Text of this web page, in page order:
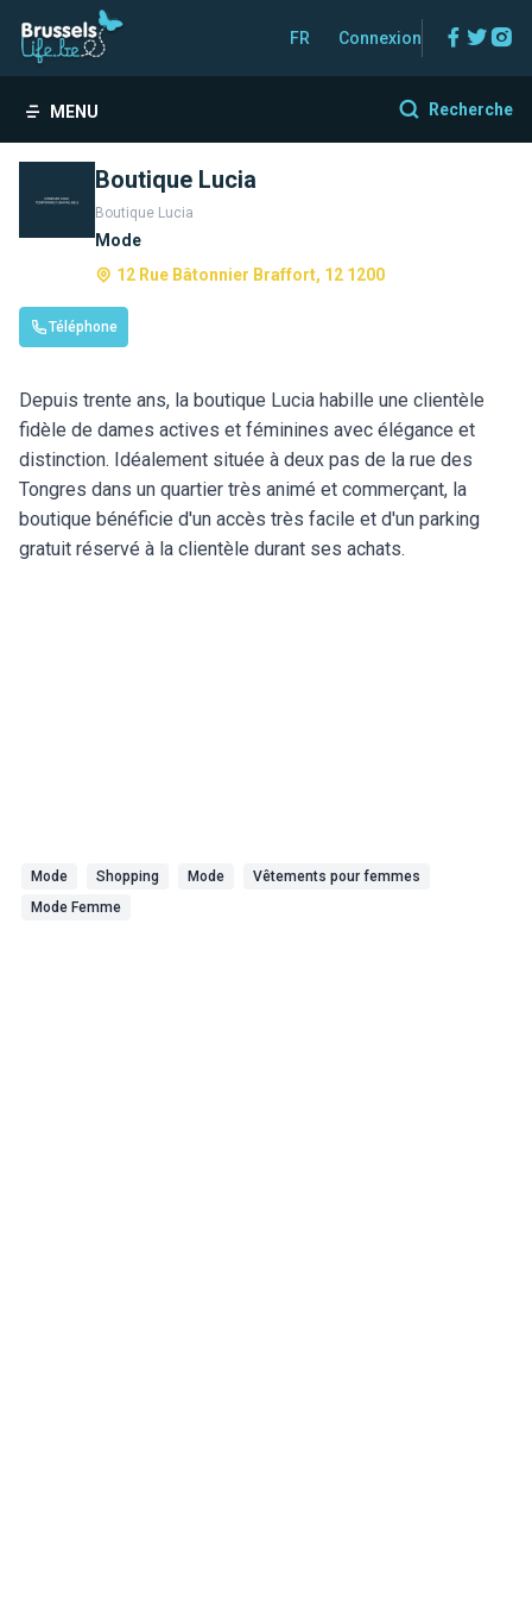
FR Connexion
MENU Recherche
Boutique Lucia
Boutique Lucia
Mode
12 Rue Bâtonnier Braffort, 12 1200
Téléphone
Depuis trente ans, la boutique Lucia habille une clientèle
fidèle de dames actives et féminines avec élégance et
distinction. Idéalement située à deux pas de la rue des
Tongres dans un quartier très animé et commerçant, la
boutique bénéficie d'un accès très facile et d'un parking
gratuit réservé à la clientèle durant ses achats.
Mode Shopping Mode
Vêtements pour femmes
Mode Femme